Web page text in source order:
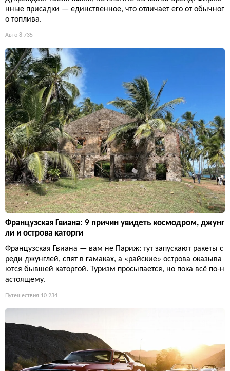
нные присадки — единственное, что отличает его от обычног
о топлива.
Авто 8 735
Французская Гвиана: 9 причин увидеть космодром, джунг
ли и острова каторги
Французская Гвиана — вам не Париж: тут запускают ракеты с
реди джунглей, спят в гамаках, а «райские» острова оказыва
ются бывшей каторгой. Туризм просыпается, но пока всё по-н
астоящему.
Путешествия 10 234